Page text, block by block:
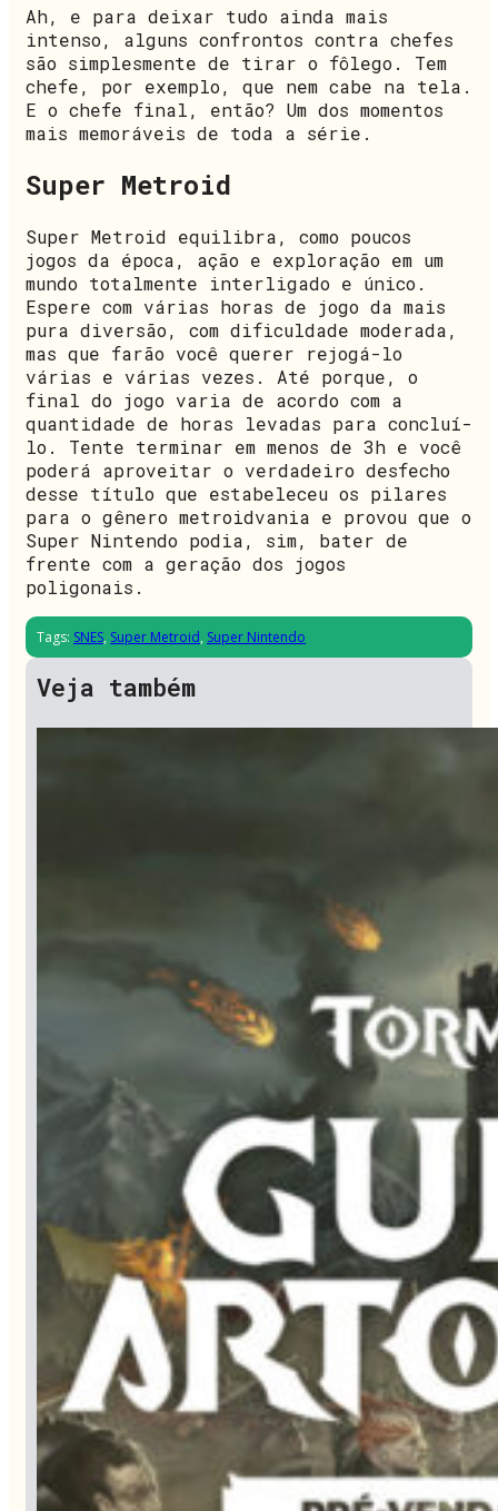
Ah, e para deixar tudo ainda mais
intenso, alguns confrontos contra chefes
são simplesmente de tirar o fôlego. Tem
chefe, por exemplo, que nem cabe na tela.
E o chefe final, então? Um dos momentos
mais memoráveis de toda a série.
Super Metroid
Super Metroid equilibra, como poucos
jogos da época, ação e exploração em um
mundo totalmente interligado e único.
Espere com várias horas de jogo da mais
pura diversão, com dificuldade moderada,
mas que farão você querer rejogá-lo
várias e várias vezes. Até porque, o
final do jogo varia de acordo com a
quantidade de horas levadas para concluí-
lo. Tente terminar em menos de 3h e você
poderá aproveitar o verdadeiro desfecho
desse título que estabeleceu os pilares
para o gênero metroidvania e provou que o
Super Nintendo podia, sim, bater de
frente com a geração dos jogos
poligonais.
Tags: SNES, Super Metroid, Super Nintendo
Veja também